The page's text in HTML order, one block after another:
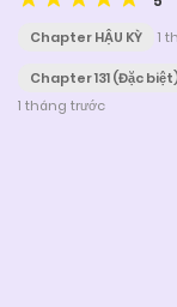
Chapter HẬU KỲ 1
Chapter 131 (Đặc
1 tháng trước